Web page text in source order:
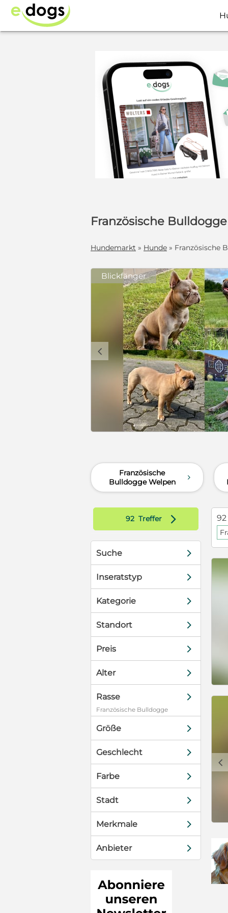
Französische
Hundemarkt » Hunde » Französische
Blickfänger
Französische
Bulldogge Welpen
d
92 Treffer d
Suche d
Inseratstyp d
Kategorie d
Standort d
Preis d
Alter d
Rasse d
Französische Bulldogge
Größe d
Geschlecht d
Farbe d
Stadt d
Merkmale d
Anbieter d
c